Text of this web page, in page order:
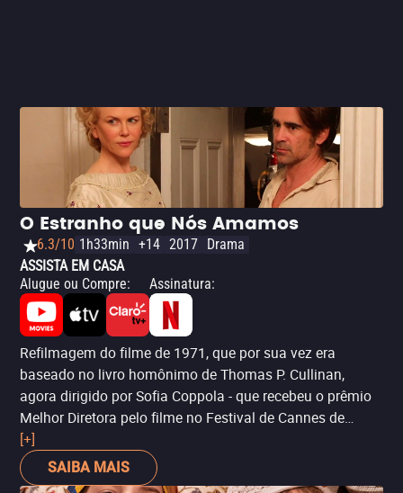
O Estranho que Nós Amamos
6.3/10 1h33min +14 2017 Drama
ASSISTA EM CASA
Alugue ou Compre: Assinatura:
Refilmagem do filme de 1971, que por sua vez era
baseado no livro homônimo de Thomas P. Cullinan,
agora dirigido por Sofia Coppola - que recebeu o prêmio
Melhor Diretora pelo filme no Festival de Cannes de
2017. Um dos méritos da nova versão é focar no
empoderamento feminino, ao mesmo tempo em que traz
atuações impecáveis e um Colin Farrel sedutor e, ao
[+]
SAIBA MAIS